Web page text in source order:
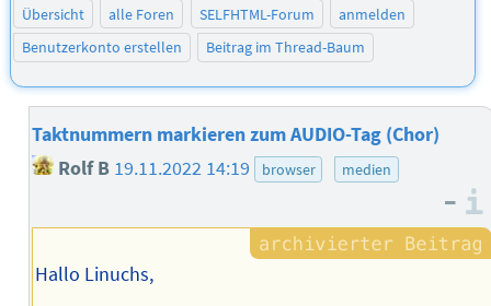
Übersicht alle Foren SELFHTML-Forum
anmelden
Benutzerkonto erstellen
Beitrag im Thread-Baum
Taktnummern markieren zum AUDIO-Tag (Chor)
Rolf B 19.11.2022 14:19 browser medien
–
Hallo Linuchs,